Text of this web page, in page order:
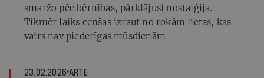
smaržo pēc bērnības, pārklājusi nostalģija.
Tikmēr laiks cenšas izraut no rokām lietas, kas
vairs nav piederīgas mūsdienām
23.02.2026 ARTE